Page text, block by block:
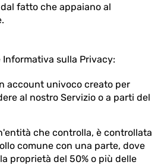
fatto che appaiano al
sulla Privacy:
account univoco creato per
al nostro Servizio o a parti del
che controlla, è controllata
comune con una parte, dove
proprietà del 50% o più delle